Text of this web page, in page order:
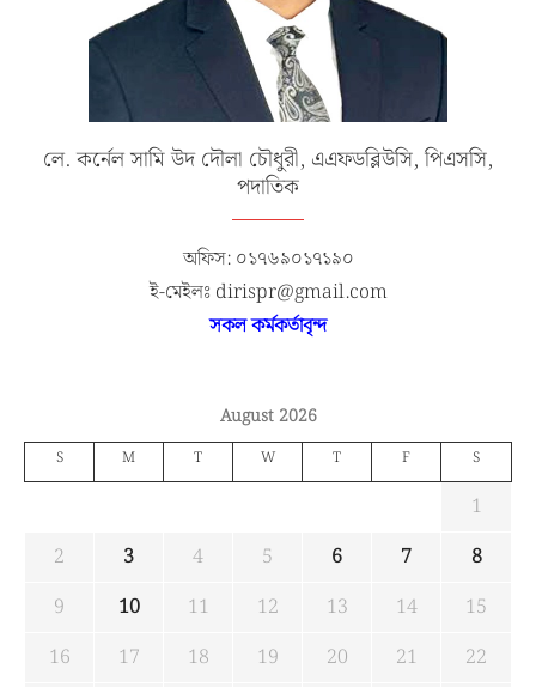
লে. কর্নেল সামি উদ দৌলা চৌধুরী, এএফডব্লিউসি, পিএসসি,
পদাতিক
অফিস: ০১৭৬৯০১৭১৯০
ই-মেইলঃ dirispr@gmail.com
সকল কর্মকর্তাবৃন্দ
August 2026
S M T W T F S
1
2
3 4 5 6 7
8
9
10 11 12 13 14
15
16
17 18 19 20 21
22